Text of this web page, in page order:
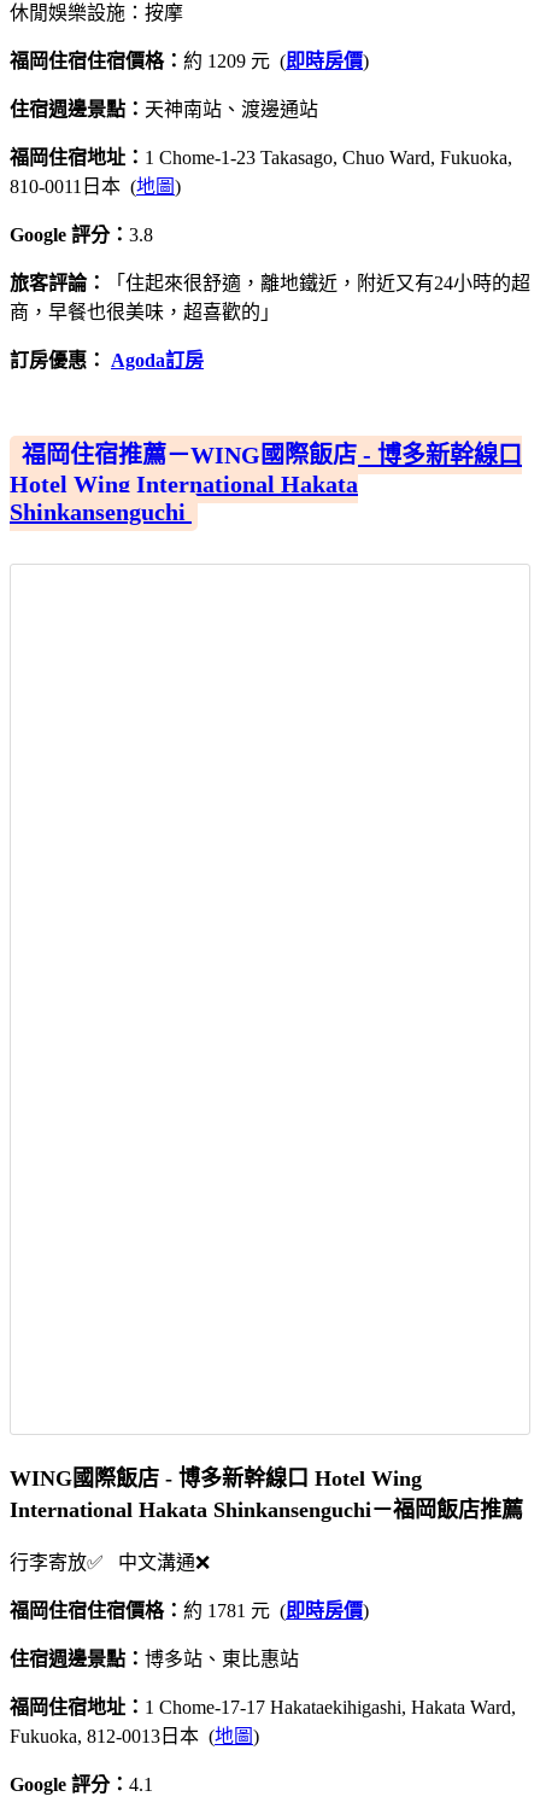
休閒娛樂設施：按摩
福岡住宿住宿價格： 約 1209 元 (即時房價)
住宿週邊景點： 天神南站、渡邊通站
福岡住宿地址： 1 Chome-1-23 Takasago, Chuo Ward, Fukuoka,
810-0011日本 (地圖)
Google 評分： 3.8
旅客評論：
「住起來很舒適，離地鐵近，附近又有24小時的超
商，早餐也很美味，超喜歡的」
訂房優惠： Agoda訂房
福岡住宿推薦－WING國際飯店 - 博多新幹線口
Hotel Wing International Hakata
Shinkansenguchi
WING國際飯店 - 博多新幹線口 Hotel Wing
International Hakata Shinkansenguchi－福岡飯店推薦
行李寄放✅ 中文溝通❌
福岡住宿住宿價格： 約 1781 元 (即時房價)
住宿週邊景點： 博多站、東比惠站
福岡住宿地址： 1 Chome-17-17 Hakataekihigashi, Hakata Ward,
Fukuoka, 812-0013日本 (地圖)
Google 評分： 4.1